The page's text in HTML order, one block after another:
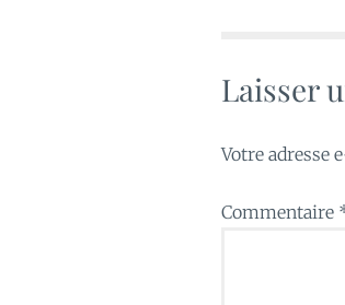
Laisser
Votre adresse
Commentaire